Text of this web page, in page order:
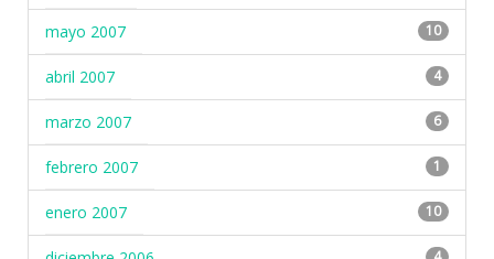
mayo 2007 10
abril 2007 4
marzo 2007 6
febrero 2007 1
enero 2007 10